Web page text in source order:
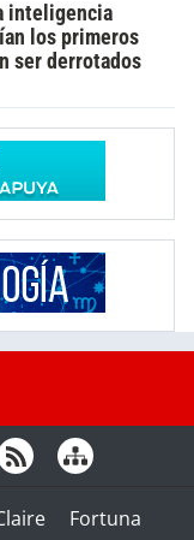
inteligencia
los primeros
ser derrotados
Fortuna